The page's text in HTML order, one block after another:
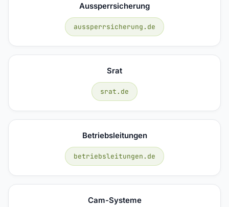
Aussperrsicherung
aussperrsicherung.de
Srat
srat.de
Betriebsleitungen
betriebsleitungen.de
Cam-Systeme